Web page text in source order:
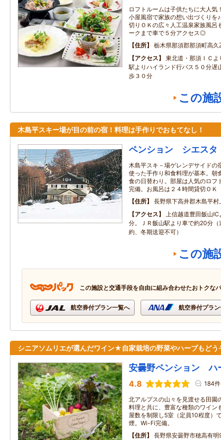
ロフトルームは子供たちに大人気
小屋風宿で家族の想い出づくりを
切りＯＫの広々人工温泉家族風呂
ークまで車で５分アクセス◎
住所
栃木県那須郡那須町高
アクセス
東北道・那須ＩＣ
駅よりハイランド行バス５０分遅
歩３０分
この施
木島平スキー場が目の前の宿！料理は手作りでおもてなし！
ペンション シエスタ
木島平スキ－場ゲレンデサイドの
使った手作り和食料理が基本。朝
食の日替わり。部屋は人気のロフ
完備。お風呂は２４時間貸切ＯＫ
住所
長野県下高井郡木島平
アクセス
上信越道豊田飯山
分。ＪＲ飯山駅より車で約20分（
約、冬期送迎不可）
この施
この施設と交通手段を自由に組み合わせたおトクな
航空券付プラン一覧へ 航空券付プラ
シニアソムリエが選んだワイン★自家栽培の野菜やハーブもど
安曇野ペンション ハ
4.8 184件
北アルプスの山々を見渡せる田園
料理と共に、豊富な種類のワイン
屋数を制限し5室（定員10程度）
煙。Wi-Fi完備。
住所
長野県安曇野市穂高有明